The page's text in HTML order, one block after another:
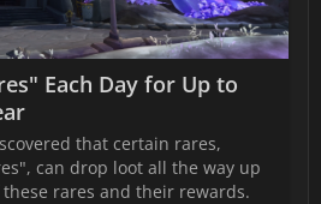
Each Day for Up to
that certain rares,
can drop loot all the way up
rares and their rewards.